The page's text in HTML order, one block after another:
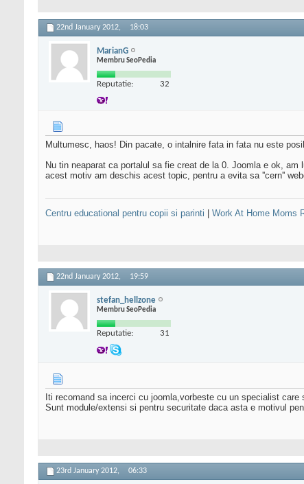
22nd January 2012, 18:03
MarianG
Membru SeoPedia
Reputatie: 32
Multumesc, haos! Din pacate, o intalnire fata in fata nu este
Nu tin neaparat ca portalul sa fie creat de la 0. Joomla e ok,
acest motiv am deschis acest topic, pentru a evita sa ''cern''
Centru educational pentru copii si parinti Work At Home Moms
22nd January 2012, 19:59
stefan_hellzone
Membru SeoPedia
Reputatie: 31
Iti recomand sa incerci cu joomla,vorbeste cu un specialist
Sunt module/extensi si pentru securitate daca asta e motivul
23rd January 2012, 06:33